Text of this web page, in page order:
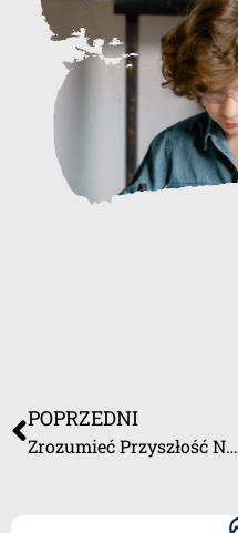
POPRZEDNI
Zrozumieć Przyszłość Nowa Era